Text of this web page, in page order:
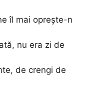
îl mai oprește-n
nu era zi de
de crengi de